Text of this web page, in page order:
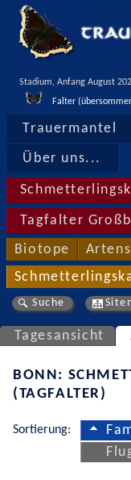
Stadium, Anfang August
Falter
Trauermantel
Über uns...
Tagfalter
Biotope
Suche
Tagesansicht
BONN:
(TAGFALTER)
Sortierung: